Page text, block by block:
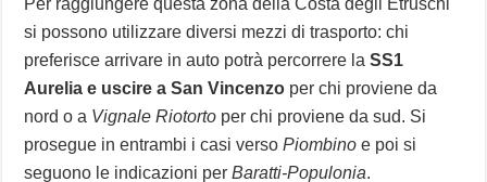
si possono utilizzare diversi mezzi di trasporto: chi
preferisce arrivare in auto potrà percorrere laSS1
Aurelia e uscire a San Vincenzo per chi proviene da
nord o a Vignale Riotorto per chi proviene da sud. Si
prosegue in entrambi i casi versoPiombino e poi si
seguono le indicazioni perBaratti-Populonia.